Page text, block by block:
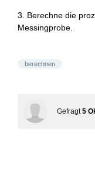
3. Berechne die
Messingprobe.
berechnen
Gefragt 5